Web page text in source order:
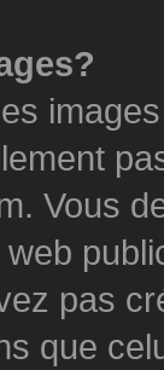
Vous
pas
que